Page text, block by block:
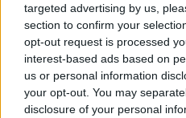
targeted advertising by us,
section to confirm your
opt-out request is processed
interest-based ads based on
us or personal information
your opt-out. You may
disclosure of your personal